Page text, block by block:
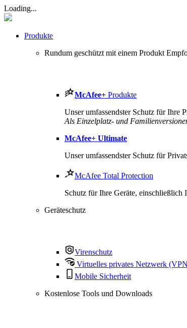
Loading...
Produkte
Rundum geschützt mit einem Produkt
McAfee+ Produkte
Unser umfassendster Schutz für Ihre
Als Einzelplatz- und
McAfee+ Ultimate
Unser umfassendster Schutz für
McAfee Total Protection
Schutz für Ihre Geräte,
Geräteschutz
Virenschutz
Virtuelles privates Netzwerk
Mobile Sicherheit
Kostenlose Tools und Downloads